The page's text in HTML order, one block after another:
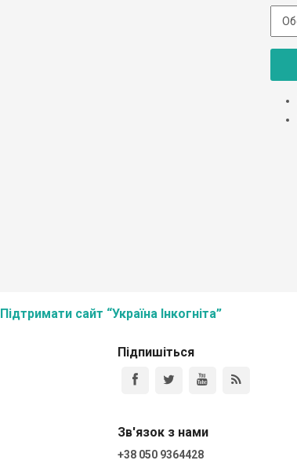
Підтримати сайт “Україна Інкогніта”
Підпишіться
Зв'язок з нами
+38 050 9364428